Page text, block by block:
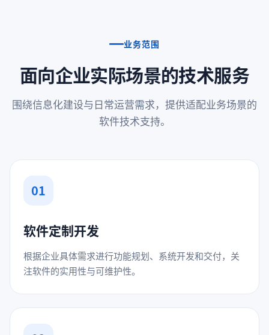
业务范围
面向企业实际场景的技术服务
围绕信息化建设与日常运营需求，提供适配业务场景的
软件技术支持。
01
软件定制开发
根据企业具体需求进行功能规划、系统开发和交付，关
注软件的实用性与可维护性。